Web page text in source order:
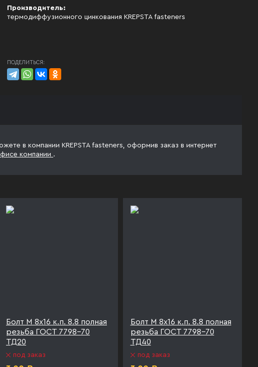
Производитель:
термодиффузионного цинкования KREPSTA fasteners
ПОДЕЛИТЬСЯ:
в компании KREPSTA fasteners, оформив заказ в интернет
компании .
Болт М 8х16 к.п. 8.8 полная
резьба ГОСТ 7798-70
ТД20
под заказ
Болт М 8х16 к.п. 8.8 полная
резьба ГОСТ 7798-70
ТД40
под заказ